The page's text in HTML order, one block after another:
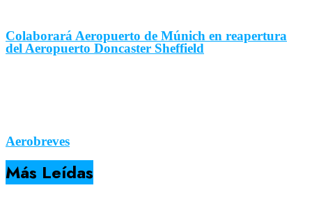
Colaborará Aeropuerto de Múnich en reapertura
del Aeropuerto Doncaster Sheffield
Aerobreves
Más Leídas